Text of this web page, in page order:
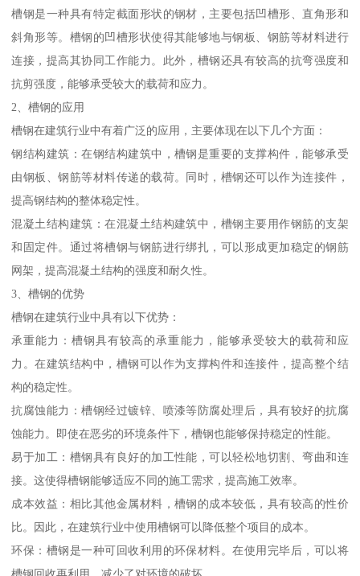
槽钢是一种具有特定截面形状的钢材，主要包括凹槽形、直角形和
斜角形等。槽钢的凹槽形状使得其能够地与钢板、钢筋等材料进行
连接，提高其协同工作能力。此外，槽钢还具有较高的抗弯强度和
抗剪强度，能够承受较大的载荷和应力。
2、槽钢的应用
槽钢在建筑行业中有着广泛的应用，主要体现在以下几个方面：
钢结构建筑：在钢结构建筑中，槽钢是重要的支撑构件，能够承受
由钢板、钢筋等材料传递的载荷。同时，槽钢还可以作为连接件，
提高钢结构的整体稳定性。
混凝土结构建筑：在混凝土结构建筑中，槽钢主要用作钢筋的支架
和固定件。通过将槽钢与钢筋进行绑扎，可以形成更加稳定的钢筋
网架，提高混凝土结构的强度和耐久性。
3、槽钢的优势
槽钢在建筑行业中具有以下优势：
承重能力：槽钢具有较高的承重能力，能够承受较大的载荷和应
力。在建筑结构中，槽钢可以作为支撑构件和连接件，提高整个结
构的稳定性。
抗腐蚀能力：槽钢经过镀锌、喷漆等防腐处理后，具有较好的抗腐
蚀能力。即使在恶劣的环境条件下，槽钢也能够保持稳定的性能。
易于加工：槽钢具有良好的加工性能，可以轻松地切割、弯曲和连
接。这使得槽钢能够适应不同的施工需求，提高施工效率。
成本效益：相比其他金属材料，槽钢的成本较低，具有较高的性价
比。因此，在建筑行业中使用槽钢可以降低整个项目的成本。
环保：槽钢是一种可回收利用的环保材料。在使用完毕后，可以将